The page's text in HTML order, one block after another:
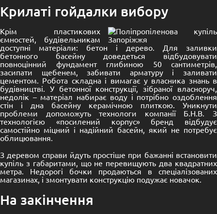
Крилаті гойдалки вибору
Крім пластикових
ємностей, будівельникам
доступні матеріали: бетон і дерево. Для заливки
бетонного басейну доведеться відбудовувати
повноцінний фундамент глибиною 50 сантиметрів,
засипати щебенем, забивати арматуру і заливати
цементом. Робота складна і вимагає у власника знань в
будівництві. У бетонної конструкції, зібраної власноруч,
недолік – матеріал набирає воду і потрібно оздоблення
стін і дна басейну керамічною плиткою. Уникнути
проблеми допоможуть технологи компанії Б.Н.В. З
технологією «посилений корпус» бренд відбудує
самостійно міцний і надійний басейн, який не потребує
облицювання.
З деревом справи йдуть простіше при бажанні встановити
купіль з габаритами, що не перевищують два квадратних
метра. Недорогі бочки продаються в спеціалізованих
магазинах, і змонтувати конструкцію подужає новачок.
На закінчення